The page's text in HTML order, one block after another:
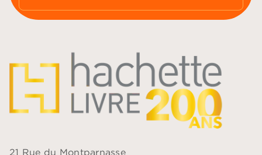
21 Rue du Montparnasse